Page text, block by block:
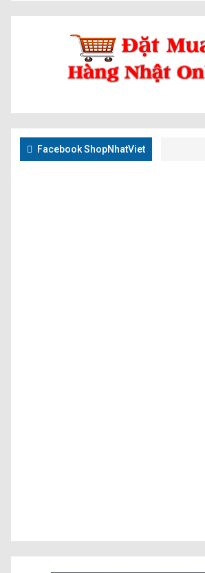
Facebook ShopNhatViet